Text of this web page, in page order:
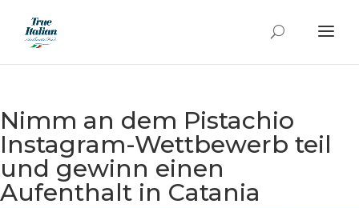
Nimm an dem Pistachio
Instagram-Wettbewerb teil
und gewinn einen
Aufenthalt in Catania